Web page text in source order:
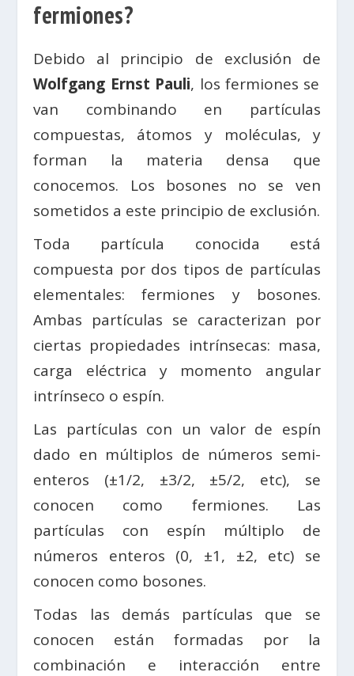
fermiones?
Debido al principio de exclusión de
Wolfgang Ernst Pauli, los fermiones se
van combinando en partículas
compuestas, átomos y moléculas, y
forman la materia densa que
conocemos. Los bosones no se ven
sometidos a este principio de exclusión.
Toda partícula conocida está
compuesta por dos tipos de partículas
elementales: fermiones y bosones.
Ambas partículas se caracterizan por
ciertas propiedades intrínsecas: masa,
carga eléctrica y momento angular
intrínseco o espín.
Las partículas con un valor de espín
dado en múltiplos de números semi-
enteros (±1/2, ±3/2, ±5/2, etc), se
conocen como fermiones. Las
partículas con espín múltiplo de
números enteros (0, ±1, ±2, etc) se
conocen como bosones.
Todas las demás partículas que se
conocen están formadas por la
combinación e interacción entre